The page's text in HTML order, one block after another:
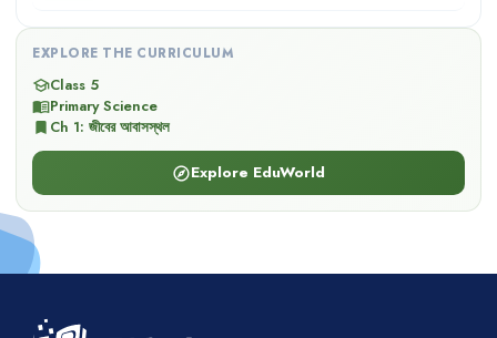
EXPLORE THE CURRICULUM
schoolClass 5
menu_bookPrimary Science
bookmark Ch 1: জীবের আবাসস্থল
exploreExplore EduWorld